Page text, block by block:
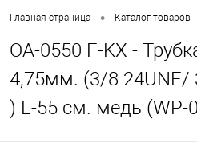
Главная страница • Каталог товаров
OA-0550 F-KX -
4,75мм. (3/8 24UNF/
) L-55 см. медь (WP-